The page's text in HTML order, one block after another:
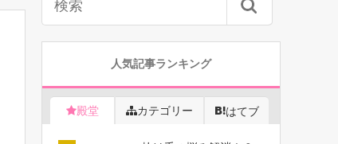
人気記事ランキング
殿堂 カテゴリー はてブ